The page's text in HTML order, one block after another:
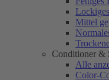
Mittel
Conditioner &
Alle
Color-